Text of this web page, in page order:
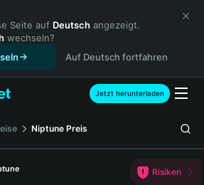
Seite auf Deutsch angezeigt.
wechseln?
Auf Deutsch fortfahren
Jetzt herunterladen
Niptune Preis
Risiken